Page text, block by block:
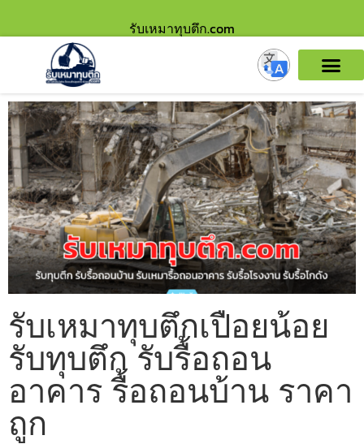
รับเหมาทุบตึก.com
รับเหมาทุบตึกเปือยน้อย
รับทุบตึก รับรื้อถอน
อาคาร รื้อถอนบ้าน ราคา
ถูก